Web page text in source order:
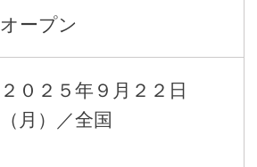
オープン
２０２５年９月２２日
（月）／全国